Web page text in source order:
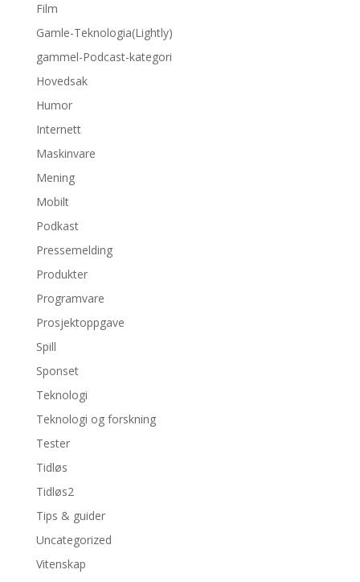
Film
Gamle-Teknologia(Lightly)
gammel-Podcast-kategori
Hovedsak
Humor
Internett
Maskinvare
Mening
Mobilt
Podkast
Pressemelding
Produkter
Programvare
Prosjektoppgave
Spill
Sponset
Teknologi
Teknologi og forskning
Tester
Tidløs
Tidløs2
Tips & guider
Uncategorized
Vitenskap